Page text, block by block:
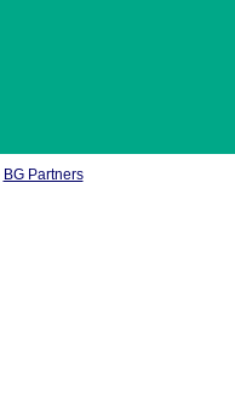
BG Partners